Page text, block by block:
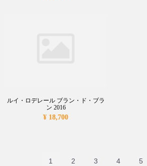
ルイ・ロデレール ブラン・ド・ブラ
ン 2016
¥ 18,700
1 2 3 4 5